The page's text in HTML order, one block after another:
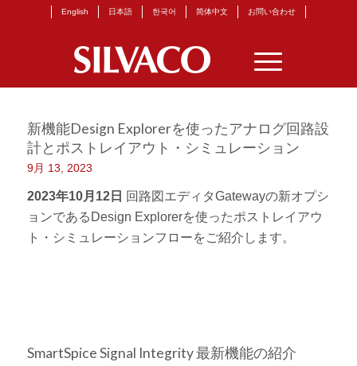
English 日本語 한국어 简体中文 お問い合わせ
新機能Design Explorerを使ったアナログ回路設
計とポストレイアウト・シミュレーション
9月 13, 2023
2023年10月12日 回路図エディタGatewayの新オプシ
ョンであるDesign Explorerを使ったポストレイアウ
ト・シミュレーションフローをご紹介します。
SmartSpice Signal Integrity 最新機能の紹介